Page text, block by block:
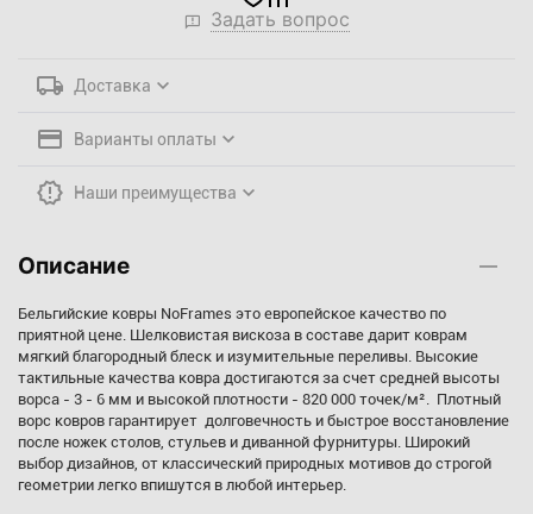
Задать вопрос
Доставка
Варианты оплаты
Наши преимущества
Описание
Бельгийские ковры NoFrames это европейское качество по
приятной цене. Шелковистая вискоза в составе дарит коврам
мягкий благородный блеск и изумительные переливы. Высокие
тактильные качества ковра достигаются за счет средней высоты
ворса - 3 - 6 мм и высокой плотности - 820 000 точек/м². Плотный
ворс ковров гарантирует долговечность и быстрое восстановление
после ножек столов, стульев и диванной фурнитуры. Широкий
выбор дизайнов, от классический природных мотивов до строгой
геометрии легко впишутся в любой интерьер.